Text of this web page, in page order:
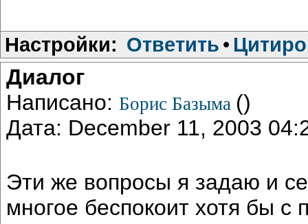
Настройки: Ответить •
Диалог
Написано: Борис Базыма ()
Дата: December 11, 2003
Эти же вопросы я задаю и
многое беспокоит хотя бы